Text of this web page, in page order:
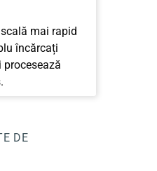
mai rapid
încărcați
procesează
DE